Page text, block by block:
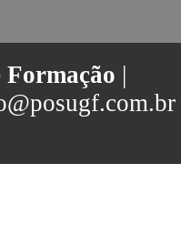
Formação |